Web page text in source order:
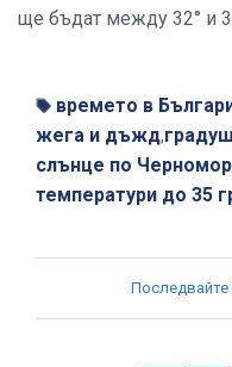
ще бъдат между 32° и
времето в
жега и дъжд,
слънце по
температури до 35
Последвайте